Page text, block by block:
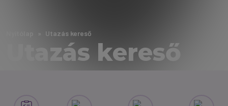
Utazás kereső
Utazás kereső